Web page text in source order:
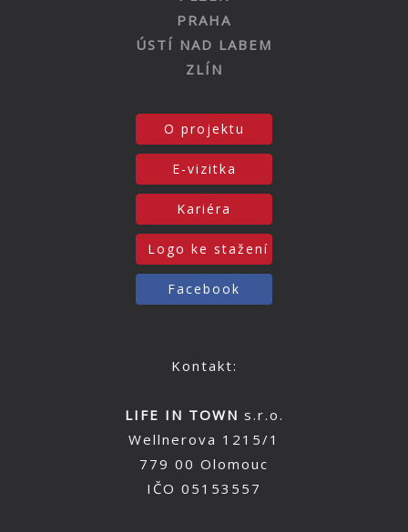
PRAHA
ÚSTÍ NAD LABEM
ZLÍN
O projektu
E-vizitka
Kariéra
Logo ke stažení
Facebook
Kontakt:
LIFE IN TOWN s.r.o.
Wellnerova 1215/1
779 00 Olomouc
IČO 05153557